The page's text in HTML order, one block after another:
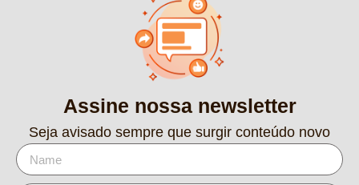
Assine nossa newsletter
Seja avisado sempre que surgir conteúdo novo